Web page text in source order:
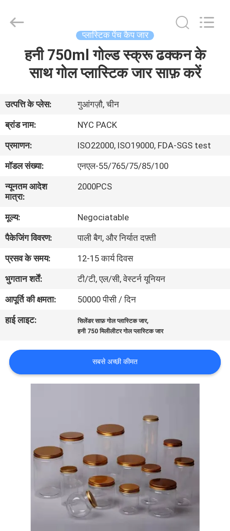
हमारे
बारे
कारखाना
गुणवत्ता
नियंत्रण
संपर्क
करें
मामलों
PRIVACY
POLICY
Co.,Ltd..
प्लास्टिक पेंच कैप जार
हनी 750ml गोल्ड स्क्रू ढक्कन के
साथ गोल प्लास्टिक जार साफ़ करें
उत्पत्ति के प्लेस:
गुआंगज़ौ, चीन
ब्रांड नाम:
NYC PACK
प्रमाणन:
ISO22000, ISO19000, FDA-SGS test
मॉडल संख्या:
एनएल-55/765/75/85/100
न्यूनतम आदेश
मात्रा:
2000PCS
मूल्य:
Negociatable
पैकेजिंग विवरण:
पाली बैग, और निर्यात दफ़्ती
प्रसव के समय:
12-15 कार्य दिवस
भुगतान शर्तें:
टी/टी, एल/सी, वेस्टर्न यूनियन
आपूर्ति की क्षमता:
50000 पीसी / दिन
हाई लाइट:
सिलेंडर साफ़ गोल प्लास्टिक जार,
हनी 750 मिलीलीटर गोल प्लास्टिक जार
सबसे अच्छी कीमत